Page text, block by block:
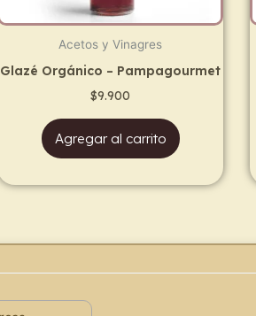
Acetos y Vinagres
Glazé Orgánico – Pampagourmet
$9.900
Agregar al carrito